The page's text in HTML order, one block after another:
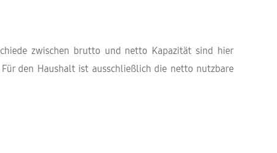
zwischen brutto und netto Kapazität sind hier
den Haushalt ist ausschließlich die netto nutzbare